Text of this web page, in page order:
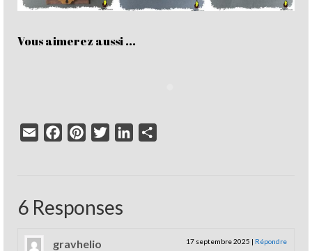
Vous aimerez aussi ...
Email FacebookPinterestTwitterLinkedIn
6 Responses
gravhelio 17 septembre 2025 | Répondre